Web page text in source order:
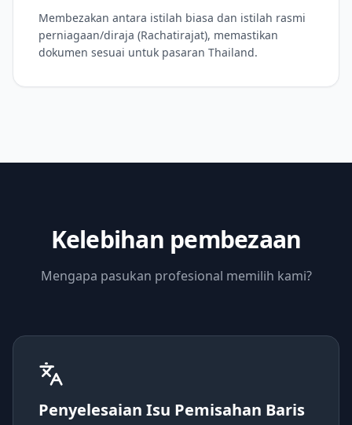
Membezakan antara istilah biasa dan istilah rasmi
perniagaan/diraja (Rachatirajat), memastikan
dokumen sesuai untuk pasaran Thailand.
Kelebihan pembezaan
Mengapa pasukan profesional memilih kami?
Penyelesaian Isu Pemisahan Baris